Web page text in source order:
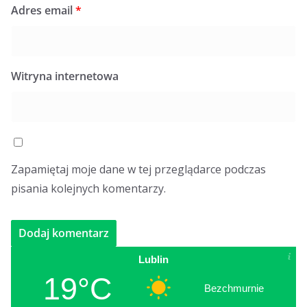
Adres email*
Witryna internetowa
Zapamiętaj moje dane w tej przeglądarce podczas
pisania kolejnych komentarzy.
Lublin
19°C Bezchmurnie